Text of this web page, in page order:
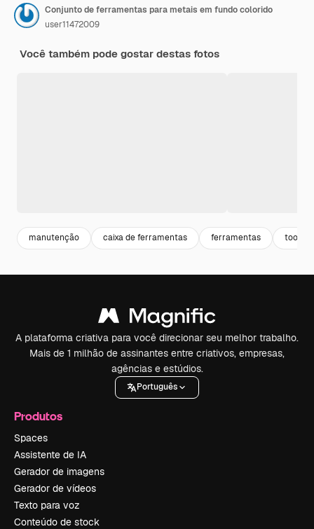
Conjunto de ferramentas para metais em fundo colorido
user11472009
Você também pode gostar destas fotos
manutenção caixa de ferramentas ferramentas tools
A plataforma criativa para você direcionar seu melhor trabalho.
Mais de 1 milhão de assinantes entre criativos, empresas,
agências e estúdios.
Português
Produtos
Spaces
Assistente de IA
Gerador de imagens
Gerador de vídeos
Texto para voz
Conteúdo de stock